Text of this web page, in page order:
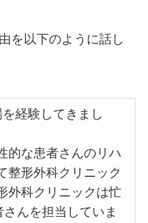
を以下のように話し
経験してきまし
的な患者さんのリハ
整形外科クリニック
外科クリニックは忙
んを担当していま